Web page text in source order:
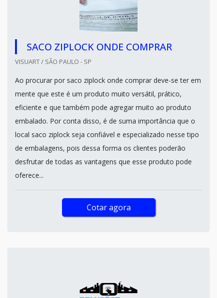
SACO ZIPLOCK ONDE COMPRAR
VISUART / SÃO PAULO - SP
Ao procurar por saco ziplock onde comprar deve-se ter em
mente que este é um produto muito versátil, prático,
eficiente e que também pode agregar muito ao produto
embalado. Por conta disso, é de suma importância que o
local saco ziplock seja confiável e especializado nesse tipo
de embalagens, pois dessa forma os clientes poderão
desfrutar de todas as vantagens que esse produto pode
oferece...
Cotar agora